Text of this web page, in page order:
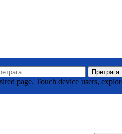
Тодоровића Жице ББ, Горњи
Претрага
page. Touch device users,